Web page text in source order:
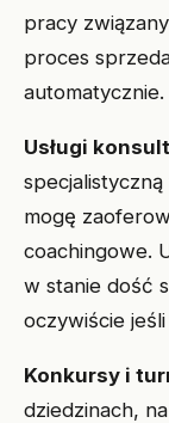
pracy
proces
automatycznie.
Usługi
mogę
coachingowe.
w stanie dość
oczywiście
Konkursy i
dziedzinach,